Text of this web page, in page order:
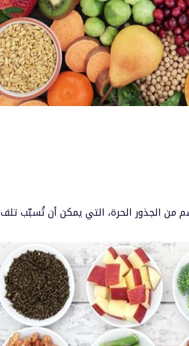
الجذور الحرة، التي يمكن أن تُسبّب تلف